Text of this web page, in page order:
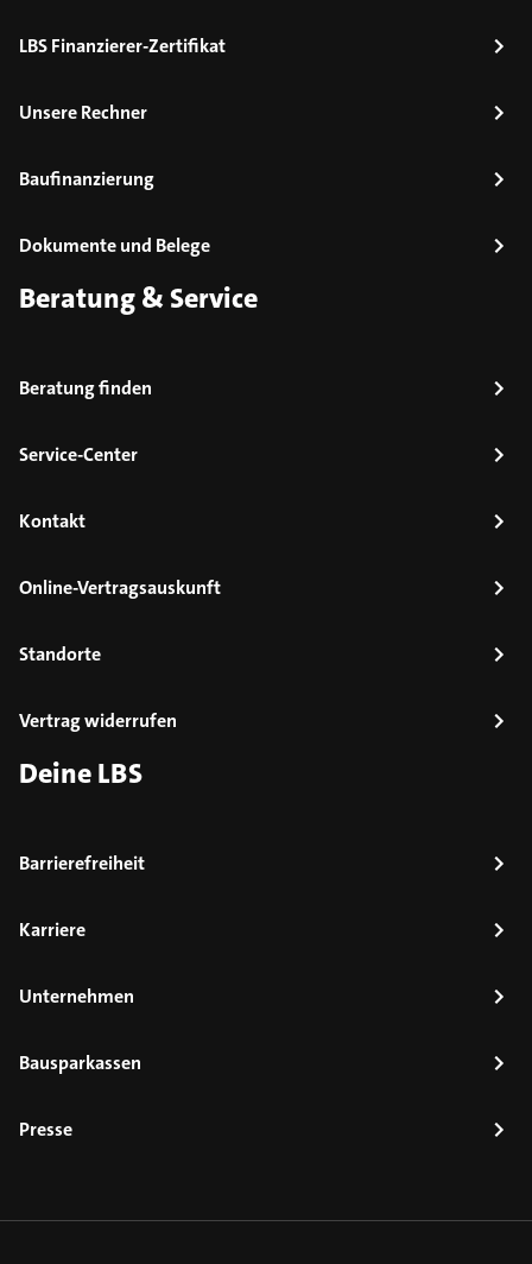
LBS Finanzierer-Zertifikat
Unsere Rechner
Baufinanzierung
Dokumente und Belege
Beratung & Service
Beratung finden
Service-Center
Kontakt
Online-Vertragsauskunft
Standorte
Vertrag widerrufen
Deine LBS
Barrierefreiheit
Karriere
Unternehmen
Bausparkassen
Presse